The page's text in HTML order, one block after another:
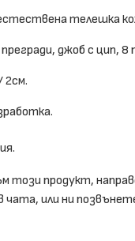
телешка
джоб с цип,
2см.
този продукт,
или ни